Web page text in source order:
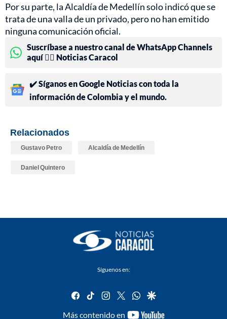
Por su parte, la Alcaldía de Medellín solo indicó que se
trata de una valla de un privado, pero no han emitido
ninguna comunicación oficial.
Suscríbase a nuestro canal de WhatsApp Channels
aquí 👉🏻 Noticias Caracol
✔️ Síganos en Google Noticias con toda la
información de Colombia y el mundo.
Relacionados
Gustavo Petro Alcaldía de Medellín
Daniel Quintero
Síguenos en:
facebook
tiktok instagram
twitterwhatsapp
google
Más contenido en
youtube-